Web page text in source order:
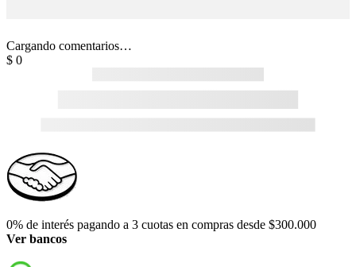
Cargando comentarios…
$ 0
0% de interés pagando a 3 cuotas en compras desde $300.000
Ver bancos